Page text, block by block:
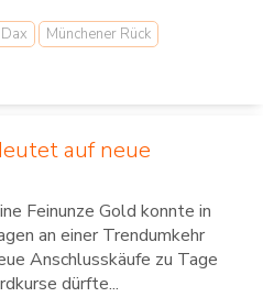
Dax
Münchener Rück
auf neue
Feinunze Gold konnte in
an einer Trendumkehr
Anschlusskäufe zu Tage
dürfte...